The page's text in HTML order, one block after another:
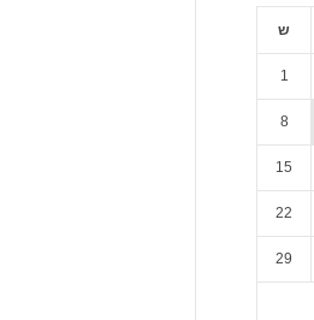
ש
1
8
15
22
29